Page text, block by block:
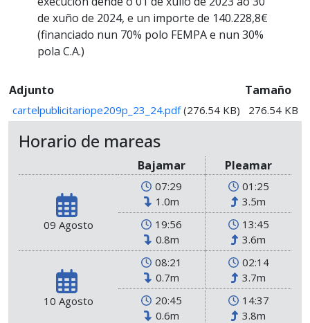
de xuño de 2024, e un importe de 140.228,8€
(financiado nun 70% polo FEMPA e nun 30%
pola C.A.)
Adjunto Tamaño
cartelpublicitariope209p_23_24.pdf (276.54 KB) 276.54 KB
Horario de mareas
Bajamar Pleamar
09 Agosto
07:29
1.0m
01:25
3.5m
19:56
0.8m
13:45
3.6m
10 Agosto
08:21
0.7m
02:14
3.7m
20:45
0.6m
14:37
3.8m